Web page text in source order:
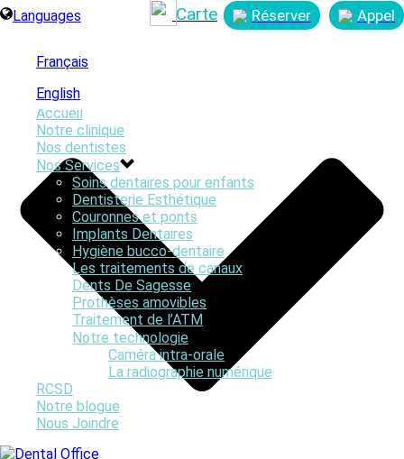
Carte Réserver Appel
Languages
Français
English
Accueil
Notre clinique
Nos dentistes
Nos Services
Soins dentaires pour enfants
Dentisterie Esthétique
Couronnes et ponts
Implants Dentaires
Hygiène bucco-dentaire
Les traitements de canaux
Dents De Sagesse
Prothèses amovibles
Traitement de l’ATM
Notre technologie
Caméra intra-orale
La radiographie numérique
RCSD
Notre blogue
Nous Joindre